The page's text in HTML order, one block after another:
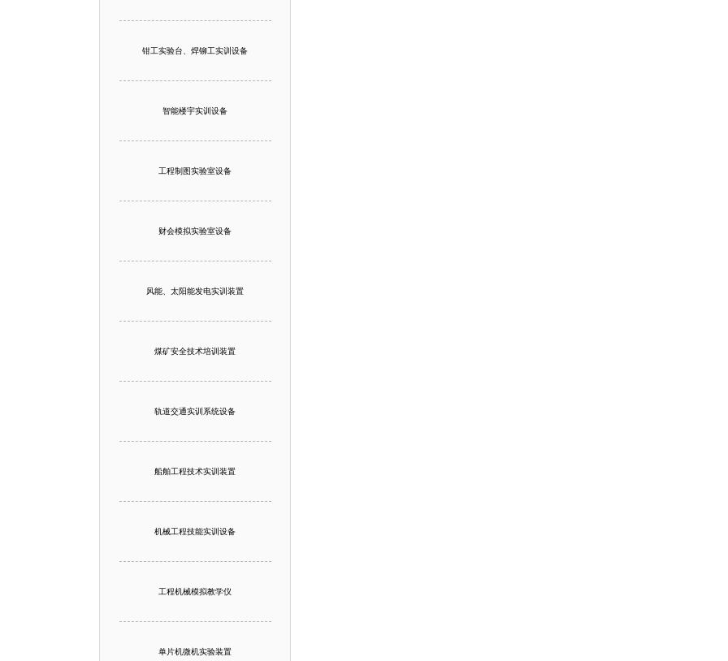
钳工实验台、焊铆工实训设备
智能楼宇实训设备
工程制图实验室设备
财会模拟实验室设备
风能、太阳能发电实训装置
煤矿安全技术培训装置
轨道交通实训系统设备
船舶工程技术实训装置
机械工程技能实训设备
工程机械模拟教学仪
单片机微机实验装置